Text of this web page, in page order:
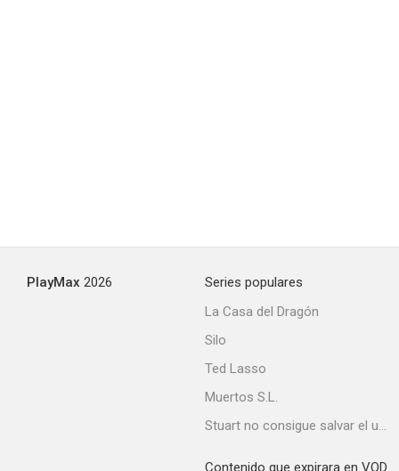
PlayMax 2026
Series populares
La Casa del Dragón
Silo
Ted Lasso
Muertos S.L.
Stuart no consigue salvar el universo
Contenido que expirara en VOD